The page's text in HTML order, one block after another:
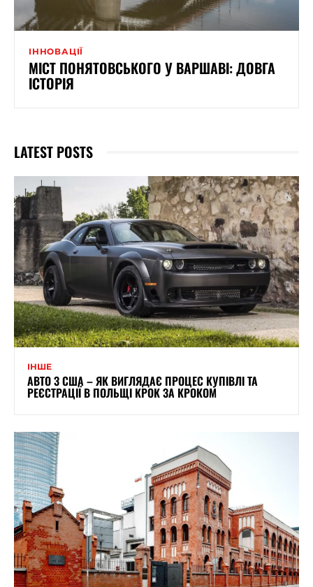
ІННОВАЦІЇ
МІСТ ПОНЯТОВСЬКОГО У ВАРШАВІ: ДОВГА
ІСТОРІЯ
LATEST POSTS
ІНШЕ
АВТО З США – ЯК ВИГЛЯДАЄ ПРОЦЕС КУПІВЛІ ТА
РЕЄСТРАЦІЇ В ПОЛЬЩІ КРОК ЗА КРОКОМ